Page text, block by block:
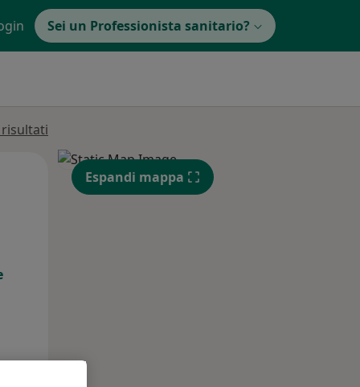
Sei un Professionista sanitario?
Gio, Ven,
14 Ago
Espandi mappa